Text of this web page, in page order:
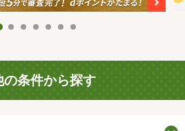
の条件から探す